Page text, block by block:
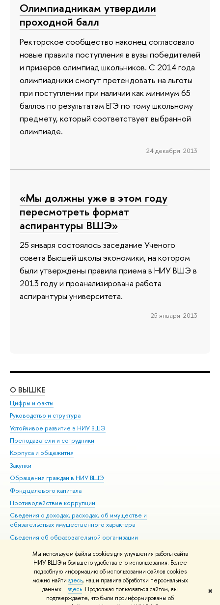
Мы используем файлы cookies для улучшения работы сайта
НИУ ВШЭ и большего удобства его использования. Более
подробную информацию об использовании файлов cookies
можно найти здесь, наши правила обработки персональных
данных –здесь. Продолжая пользоваться сайтом, вы
подтверждаете, что были проинформированы об
✖
Олимпиадникам утвердили
проходной балл
Ректорское сообщество наконец согласовало
новые правила поступления в вузы победителей
и призеров олимпиад школьников. С 2014 года
олимпиадники смогут претендовать на льготы
при поступлении при наличии как минимум 65
баллов по результатам ЕГЭ по тому школьному
предмету, который соответствует выбранной
олимпиаде.
24 декабря 2013
«Мы должны уже в этом году
пересмотреть формат
аспирантуры ВШЭ»
25 января состоялось заседание Ученого
совета Высшей школы экономики, на котором
были утверждены правила приема в НИУ ВШЭ в
2013 году и проанализирована работа
аспирантуры университета.
25 января 2013
О ВЫШКЕ
Цифры и факты
Руководство и структура
Устойчивое развитие в НИУ ВШЭ
Преподаватели и сотрудники
Корпуса и общежития
Закупки
Обращения граждан в НИУ ВШЭ
Фонд целевого капитала
Противодействие коррупции
Сведения о доходах, расходах, об имуществе и
обязательствах имущественного характера
Сведения об образовательной организации
Людям с ограниченными возможностями здоровья
Единая платежная страница
Работа в Вышке